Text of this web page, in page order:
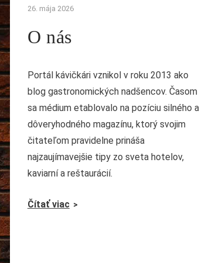
26. mája 2026
O nás
Portál kávičkári vznikol v roku 2013 ako
blog gastronomických nadšencov. Časom
sa médium etablovalo na pozíciu silného a
dôveryhodného magazínu, ktorý svojim
čitateľom pravidelne prináša
najzaujímavejšie tipy zo sveta hotelov,
kaviarní a reštaurácií.
Čítať viac